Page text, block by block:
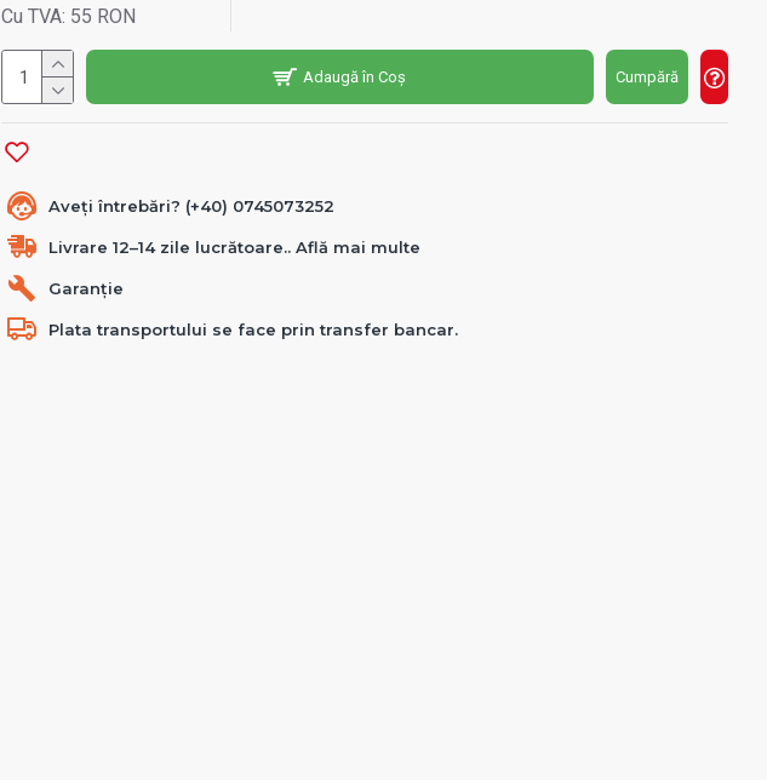
Cu TVA: 55 RON
Adaugă în Coș Cumpără
Aveți întrebări? (+40) 0745073252
Livrare 12–14 zile lucrătoare.. Află mai multe
Garanție
Plata transportului se face prin transfer bancar.